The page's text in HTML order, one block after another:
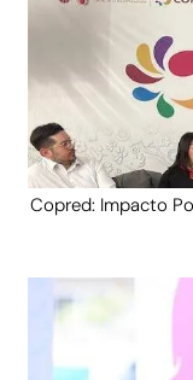
Copred: Impacto